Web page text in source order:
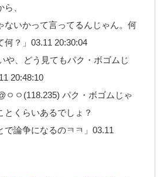
、
ないかって言ってるんじゃん。何
何？」03.11 20:30:04
や、どう見てもパク・ボゴムじ
20:48:10
ㅇㅇ(118.235) パク・ボゴムじゃ
とくらいあるでしょ？
で論争になるのㅋㅋ」03.11